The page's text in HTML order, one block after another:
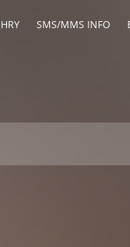
SMS/MMS INFO